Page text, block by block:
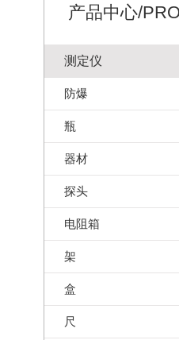
产品中心/
测定仪
防爆
瓶
器材
探头
电阻箱
架
盒
尺